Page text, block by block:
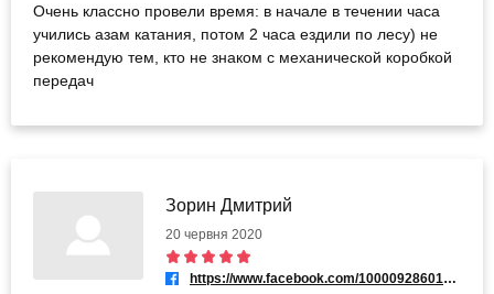
Очень классно провели время: в начале в течении часа
учились азам катания, потом 2 часа ездили по лесу) не
рекомендую тем, кто не знаком с механической коробкой
передач
Зорин Дмитрий
20 червня 2020
https://www.facebook.com/100009286019535